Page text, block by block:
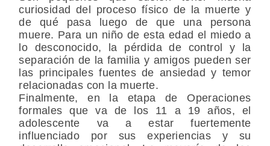
curiosidad del proceso físico de la muerte y
de qué pasa luego de que una persona
muere. Para un niño de esta edad el miedo a
lo desconocido, la pérdida de control y la
separación de la familia y amigos pueden ser
las principales fuentes de ansiedad y temor
relacionadas con la muerte.
Finalmente, en la etapa de Operaciones
formales que va de los 11 a 19 años, el
adolescente va a estar fuertemente
influenciado por sus experiencias y su